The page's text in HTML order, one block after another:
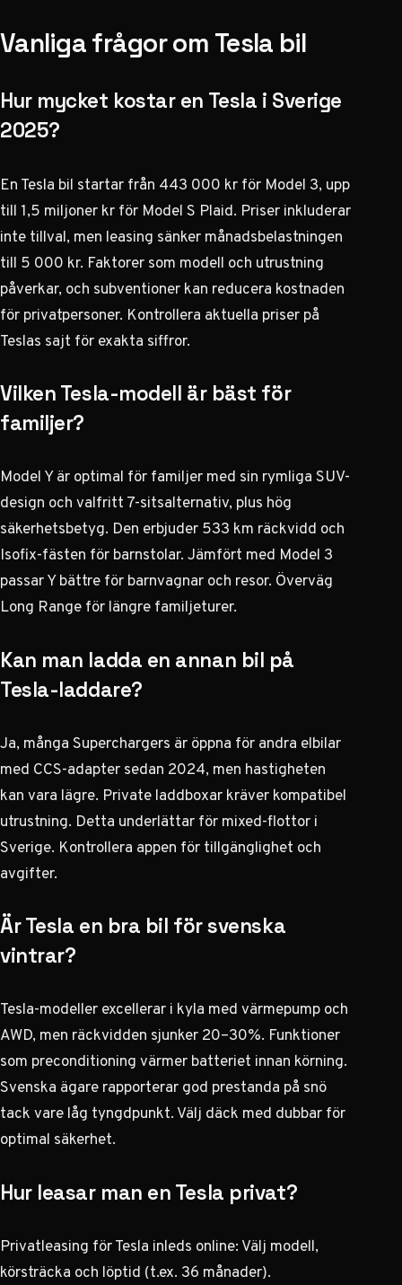
Vanliga frågor om Tesla bil
Hur mycket kostar en Tesla i Sverige
2025?
En Tesla bil startar från 443 000 kr för Model 3, upp
till 1,5 miljoner kr för Model S Plaid. Priser inkluderar
inte tillval, men leasing sänker månadsbelastningen
till 5 000 kr. Faktorer som modell och utrustning
påverkar, och subventioner kan reducera kostnaden
för privatpersoner. Kontrollera aktuella priser på
Teslas sajt för exakta siffror.
Vilken Tesla-modell är bäst för
familjer?
Model Y är optimal för familjer med sin rymliga SUV-
design och valfritt 7-sitsalternativ, plus hög
säkerhetsbetyg. Den erbjuder 533 km räckvidd och
Isofix-fästen för barnstolar. Jämfört med Model 3
passar Y bättre för barnvagnar och resor. Överväg
Long Range för längre familjeturer.
Kan man ladda en annan bil på
Tesla-laddare?
Ja, många Superchargers är öppna för andra elbilar
med CCS-adapter sedan 2024, men hastigheten
kan vara lägre. Private laddboxar kräver kompatibel
utrustning. Detta underlättar för mixed-flottor i
Sverige. Kontrollera appen för tillgänglighet och
avgifter.
Är Tesla en bra bil för svenska
vintrar?
Tesla-modeller excellerar i kyla med värmepump och
AWD, men räckvidden sjunker 20–30%. Funktioner
som preconditioning värmer batteriet innan körning.
Svenska ägare rapporterar god prestanda på snö
tack vare låg tyngdpunkt. Välj däck med dubbar för
optimal säkerhet.
Hur leasar man en Tesla privat?
Privatleasing för Tesla inleds online: Välj modell,
körsträcka och löptid (t.ex. 36 månader).